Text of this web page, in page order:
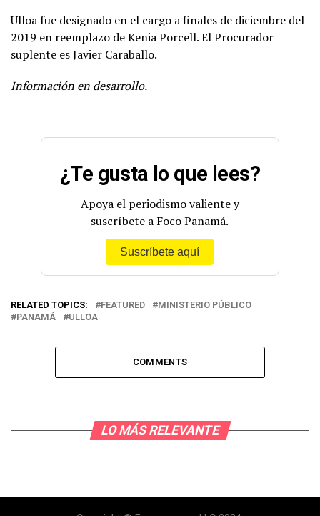
Ulloa fue designado en el cargo a finales de diciembre del
2019 en reemplazo de Kenia Porcell. El Procurador
suplente es Javier Caraballo.
Información en desarrollo.
¿Te gusta lo que lees?
Apoya el periodismo valiente y
suscríbete a Foco Panamá.
Suscríbete aquí
RELATED TOPICS: FEATURED
MINISTERIO PÚBLICO
PANAMÁ
ULLOA
COMMENTS
LO MÁS RELEVANTE